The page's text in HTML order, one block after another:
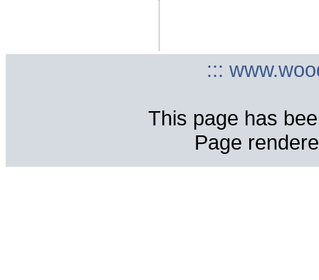
:::
This page has
Page